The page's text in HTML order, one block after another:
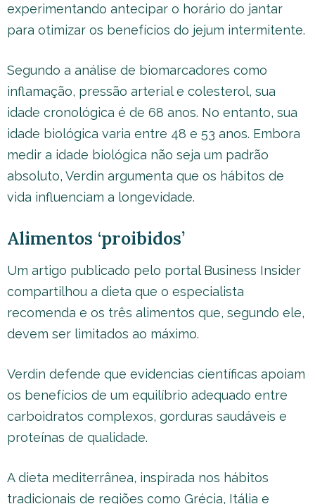
experimentando antecipar o horário do jantar
para otimizar os benefícios do jejum intermitente.
Segundo a análise de biomarcadores como
inflamação, pressão arterial e colesterol, sua
idade cronológica é de 68 anos. No entanto, sua
idade biológica varia entre 48 e 53 anos. Embora
medir a idade biológica não seja um padrão
absoluto, Verdin argumenta que os hábitos de
vida influenciam a longevidade.
Alimentos ‘proibidos’
Um artigo publicado pelo portal Business Insider
compartilhou a dieta que o especialista
recomenda e os três alimentos que, segundo ele,
devem ser limitados ao máximo.
Verdin defende que evidencias científicas apoiam
os benefícios de um equilíbrio adequado entre
carboidratos complexos, gorduras saudáveis e
proteínas de qualidade.
A dieta mediterrânea, inspirada nos hábitos
tradicionais de regiões como Grécia, Itália e